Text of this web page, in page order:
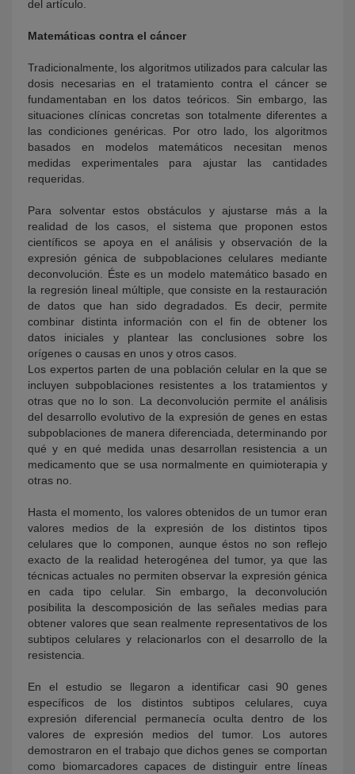
del artículo.
Matemáticas contra el cáncer
Tradicionalmente, los algoritmos utilizados para calcular las
dosis necesarias en el tratamiento contra el cáncer se
fundamentaban en los datos teóricos. Sin embargo, las
situaciones clínicas concretas son totalmente diferentes a
las condiciones genéricas. Por otro lado, los algoritmos
basados en modelos matemáticos necesitan menos
medidas experimentales para ajustar las cantidades
requeridas.
Para solventar estos obstáculos y ajustarse más a la
realidad de los casos, el sistema que proponen estos
científicos se apoya en el análisis y observación de la
expresión génica de subpoblaciones celulares mediante
deconvolución. Éste es un modelo matemático basado en
la regresión lineal múltiple, que consiste en la restauración
de datos que han sido degradados. Es decir, permite
combinar distinta información con el fin de obtener los
datos iniciales y plantear las conclusiones sobre los
orígenes o causas en unos y otros casos.
Los expertos parten de una población celular en la que se
incluyen subpoblaciones resistentes a los tratamientos y
otras que no lo son. La deconvolución permite el análisis
del desarrollo evolutivo de la expresión de genes en estas
subpoblaciones de manera diferenciada, determinando por
qué y en qué medida unas desarrollan resistencia a un
medicamento que se usa normalmente en quimioterapia y
otras no.
Hasta el momento, los valores obtenidos de un tumor eran
valores medios de la expresión de los distintos tipos
celulares que lo componen, aunque éstos no son reflejo
exacto de la realidad heterogénea del tumor, ya que las
técnicas actuales no permiten observar la expresión génica
en cada tipo celular. Sin embargo, la deconvolución
posibilita la descomposición de las señales medias para
obtener valores que sean realmente representativos de los
subtipos celulares y relacionarlos con el desarrollo de la
resistencia.
En el estudio se llegaron a identificar casi 90 genes
específicos de los distintos subtipos celulares, cuya
expresión diferencial permanecía oculta dentro de los
valores de expresión medios del tumor. Los autores
demostraron en el trabajo que dichos genes se comportan
como biomarcadores capaces de distinguir entre líneas